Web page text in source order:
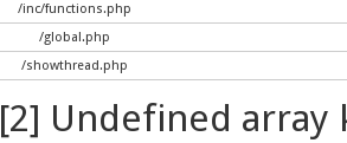
/inc/functions.php
/global.php
/showthread.php
[2] Undefined array